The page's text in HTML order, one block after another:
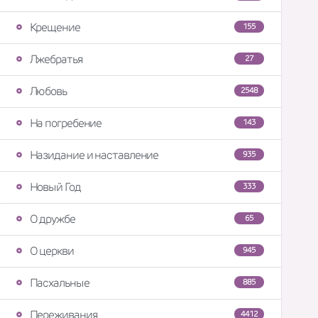
155
Крещение
27
Лжебратья
2548
Любовь
143
На погребение
935
Назидание и наставление
333
Новый Год
65
О дружбе
945
О церкви
885
Пасхальные
4412
Переживания